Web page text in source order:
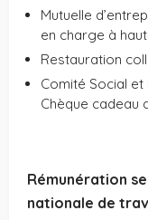
Mutuelle
en charge à
Restauration
Comité Social et
Chèque cadeau
Rémunération
nationale de